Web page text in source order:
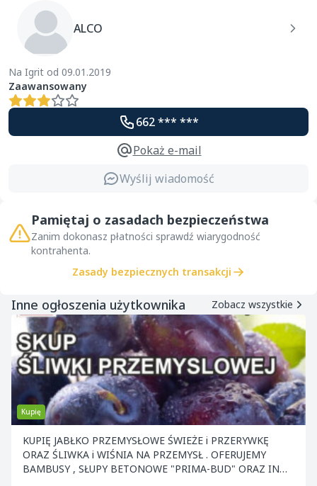
ALCO
Na Igrit od 09.01.2019
Zaawansowany
662 *** ***
Pokaż e-mail
Wyślij wiadomość
Pamiętaj o zasadach bezpieczeństwa
Zanim dokonasz płatności sprawdź wiarygodność
kontrahenta.
Zasady bezpiecznych transakcji
Inne ogłoszenia użytkownika Zobacz wszystkie
Kupię
KUPIĘ JABŁKO PRZEMYSŁOWE ŚWIEŻE i PRZERYWKĘ
ORAZ ŚLIWKA i WIŚNIA NA PRZEMYSŁ . OFERUJEMY
BAMBUSY , SŁUPY BETONOWE "PRIMA-BUD" ORAZ INNE